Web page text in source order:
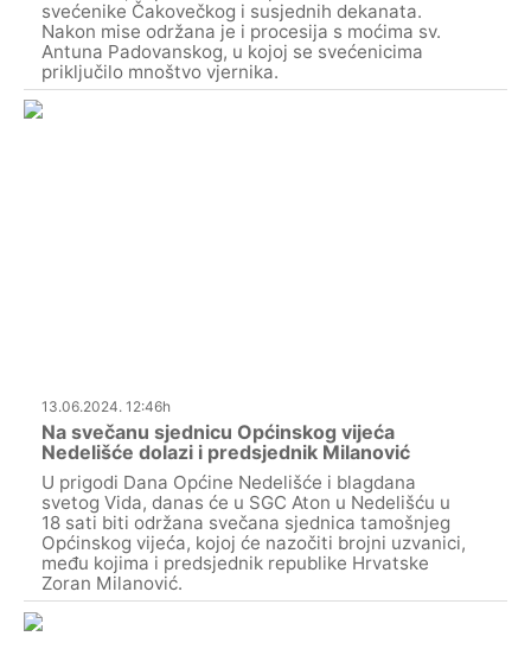
svećenike Čakovečkog i susjednih dekanata.
Nakon mise održana je i procesija s moćima sv.
Antuna Padovanskog, u kojoj se svećenicima
priključilo mnoštvo vjernika.
13.06.2024. 12:46h
Na svečanu sjednicu Općinskog vijeća
Nedelišće dolazi i predsjednik Milanović
U prigodi Dana Općine Nedelišće i blagdana
svetog Vida, danas će u SGC Aton u Nedelišću u
18 sati biti održana svečana sjednica tamošnjeg
Općinskog vijeća, kojoj će nazočiti brojni uzvanici,
među kojima i predsjednik republike Hrvatske
Zoran Milanović.